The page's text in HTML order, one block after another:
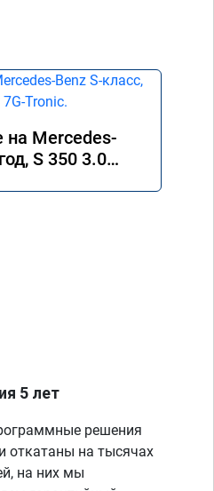
на Mercedes-
S 350 3.0
5 лет
решения
откатаны на тысячах
на них мы